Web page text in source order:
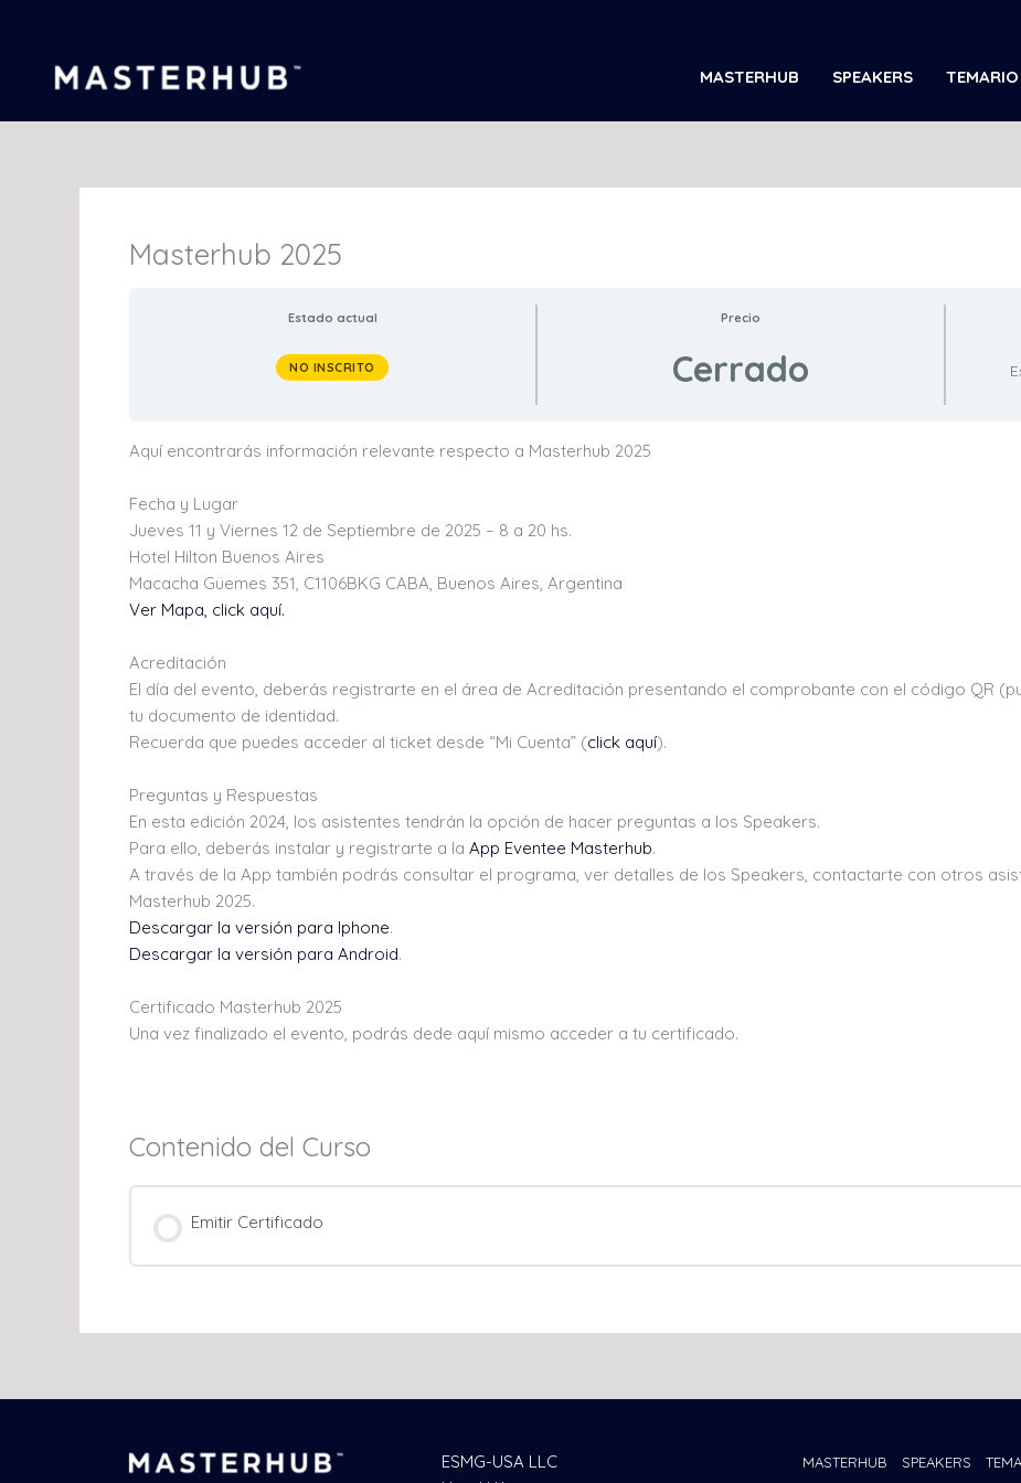
contenido
MASTERHUB SPEAKERS TEMARIO
Masterhub 2025
Estado actual
NO INSCRITO
Precio
Cerrado
Aquí encontrarás información relevante respecto a Masterhub 2025
Fecha y Lugar
Jueves 11 y Viernes 12 de Septiembre de 2025 – 8 a 20 hs.
Hotel Hilton Buenos Aires
Macacha Güemes 351, C1106BKG CABA, Buenos Aires, Argentina
Ver Mapa, click aquí.
Acreditación
El día del evento, deberás registrarte en el área de Acreditación presentando el comprobante con el código QR
tu documento de identidad.
Recuerda que puedes acceder al ticket desde “Mi Cuenta” (click aquí).
Preguntas y Respuestas
En esta edición 2024, los asistentes tendrán la opción de hacer preguntas a los Speakers.
Para ello, deberás instalar y registrarte a la App Eventee Masterhub.
A través de la App también podrás consultar el programa, ver detalles de los Speakers, contactarte con otros
Masterhub 2025.
Descargar la versión para Iphone.
Descargar la versión para Android.
Certificado Masterhub 2025
Una vez finalizado el evento, podrás dede aquí mismo acceder a tu certificado.
Contenido del Curso
Emitir Certificado
ESMG-USA LLC
MASTERHUB SPEAKERS